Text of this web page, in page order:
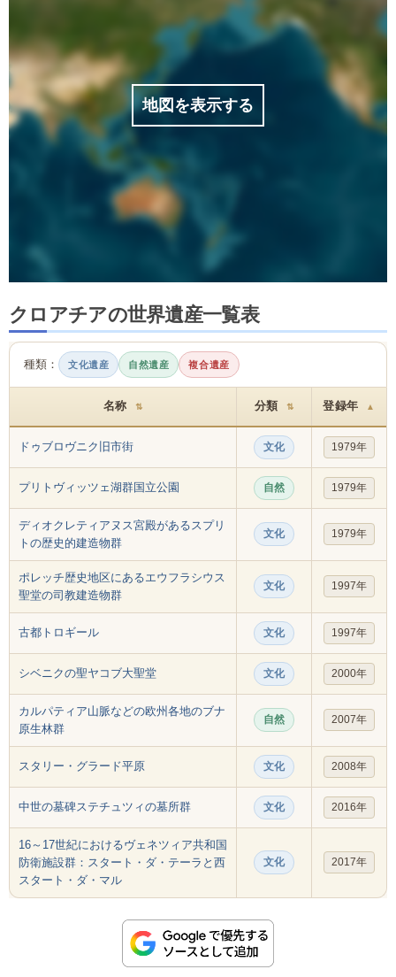
地図を表示する
クロアチアの世界遺産一覧表
種類： 文化遺産 自然遺産 複合遺産
名称 ⇅ 分類 ⇅ 登録年 ▲
ドゥブロヴニク旧市街 文化 1979年
プリトヴィッツェ湖群国立公園 自然 1979年
ディオクレティアヌス宮殿があるスプリ
トの歴史的建造物群
文化 1979年
ポレッチ歴史地区にあるエウフラシウス
聖堂の司教建造物群
文化 1997年
古都トロギール 文化 1997年
シベニクの聖ヤコブ大聖堂 文化 2000年
カルパティア山脈などの欧州各地のブナ
原生林群
自然 2007年
スタリー・グラード平原 文化 2008年
中世の墓碑ステチュツィの墓所群 文化 2016年
16～17世紀におけるヴェネツィア共和国
防衛施設群：スタート・ダ・テーラと西
スタート・ダ・マル
文化 2017年